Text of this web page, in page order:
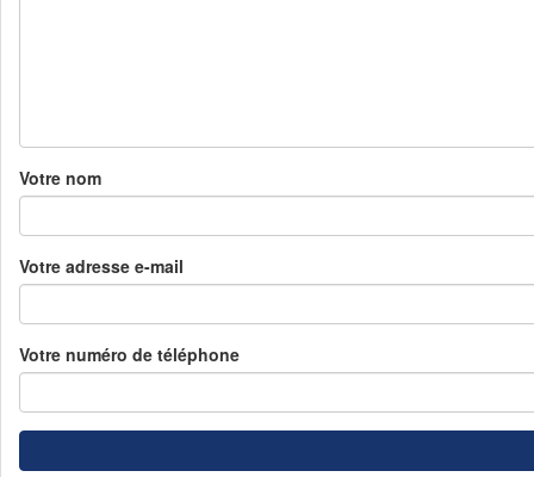
Votre nom
Votre adresse e-mail
Votre numéro de téléphone